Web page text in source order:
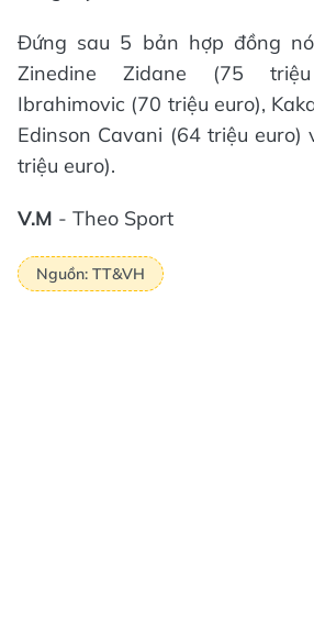
Đứng sau 5 bản hợp đồng
Zinedine Zidane (75
Ibrahimovic (70 triệu euro),
Edinson Cavani (64 triệu euro)
triệu euro).
V.M - Theo Sport
Nguồn: TT&VH